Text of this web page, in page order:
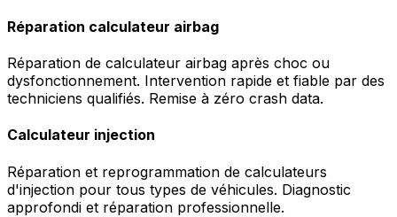
Réparation calculateur airbag
Réparation de calculateur airbag après choc ou
dysfonctionnement. Intervention rapide et fiable par des
techniciens qualifiés. Remise à zéro crash data.
Calculateur injection
Réparation et reprogrammation de calculateurs
d'injection pour tous types de véhicules. Diagnostic
approfondi et réparation professionnelle.